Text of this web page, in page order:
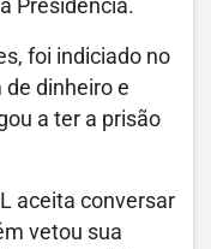
Presidência.
foi indiciado no
dinheiro e
a ter a prisão
aceita conversar
vetou sua